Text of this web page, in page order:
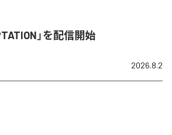
」を配信開始
2026.8.2